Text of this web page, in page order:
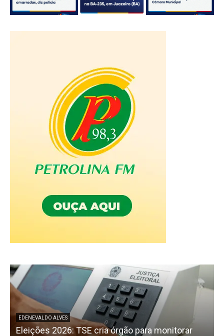
EDENEVALDO ALVES
Eleições 2026: TSE cria órgão para monitorar